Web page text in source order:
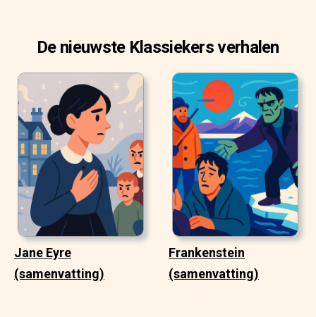
De nieuwste Klassiekers verhalen
Jane Eyre
(samenvatting)
Frankenstein
(samenvatting)